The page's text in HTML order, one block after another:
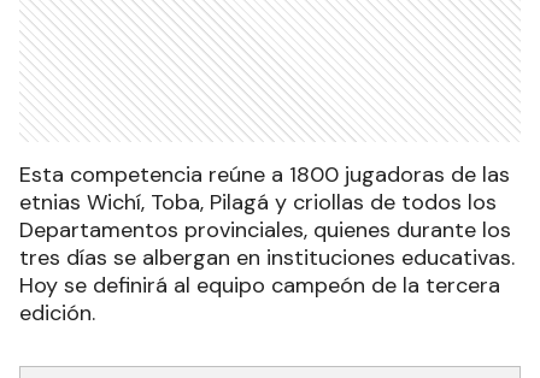
Esta competencia reúne a 1800 jugadoras de las
etnias Wichí, Toba, Pilagá y criollas de todos los
Departamentos provinciales, quienes durante los
tres días se albergan en instituciones educativas.
Hoy se definirá al equipo campeón de la tercera
edición.